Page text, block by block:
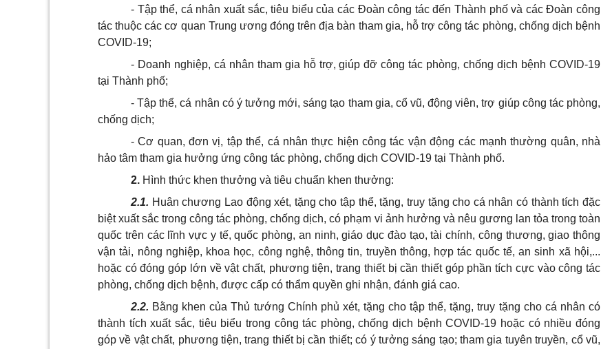
- Tập thể, cá nhân xuất sắc, tiêu biểu của các Đoàn công tác đến Thành phố và các Đoàn công
tác thuộc các cơ quan Trung ương đóng trên địa bàn tham gia, hỗ trợ công tác phòng, chống dịch bệnh
COVID-19;
- Doanh nghiệp, cá nhân tham gia hỗ trợ, giúp đỡ công tác phòng, chống dịch bệnh COVID-19
tại Thành phố;
- Tập thể, cá nhân có ý tưởng mới, sáng tạo tham gia, cổ vũ, động viên, trợ giúp công tác phòng,
chống dịch;
- Cơ quan, đơn vị, tập thể, cá nhân thực hiện công tác vận động các mạnh thường quân, nhà
hảo tâm tham gia hưởng ứng công tác phòng, chống dịch COVID-19 tại Thành phố.
2. Hình thức khen thưởng và tiêu chuẩn khen thưởng:
2.1. Huân chương Lao động xét, tặng cho tập thể, tặng, truy tặng cho cá nhân có thành tích đặc
biệt xuất sắc trong công tác phòng, chống dịch, có phạm vi ảnh hưởng và nêu gương lan tỏa trong toàn
quốc trên các lĩnh vực y tế, quốc phòng, an ninh, giáo dục đào tạo, tài chính, công thương, giao thông
vận tải, nông nghiệp, khoa học, công nghệ, thông tin, truyền thông, hợp tác quốc tế, an sinh xã hội,...
hoặc có đóng góp lớn về vật chất, phương tiện, trang thiết bị cần thiết góp phần tích cực vào công tác
phòng, chống dịch bệnh, được cấp có thẩm quyền ghi nhận, đánh giá cao.
2.2. Bằng khen của Thủ tướng Chính phủ xét, tặng cho tập thể, tặng, truy tặng cho cá nhân có
thành tích xuất sắc, tiêu biểu trong công tác phòng, chống dịch bệnh COVID-19 hoặc có nhiều đóng
góp về vật chất, phương tiện, trang thiết bị cần thiết; có ý tưởng sáng tạo; tham gia tuyên truyền, cổ vũ,